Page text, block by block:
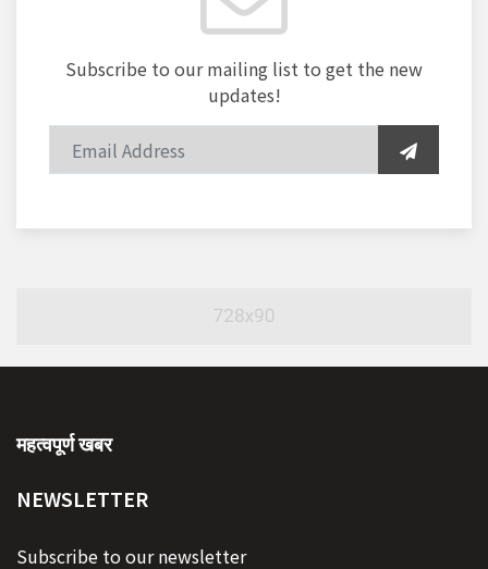
Subscribe to our mailing list to get the new
updates!
महत्वपूर्ण खबर
NEWSLETTER
Subscribe to our newsletter